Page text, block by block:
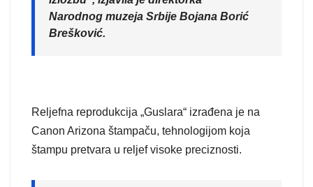
Narodnog muzeja Srbije Bojana Borić
Brešković.
Reljefna reprodukcija „Guslara“ izrađena je na
Canon Arizona štampaču, tehnologijom koja
štampu pretvara u reljef visoke preciznosti.